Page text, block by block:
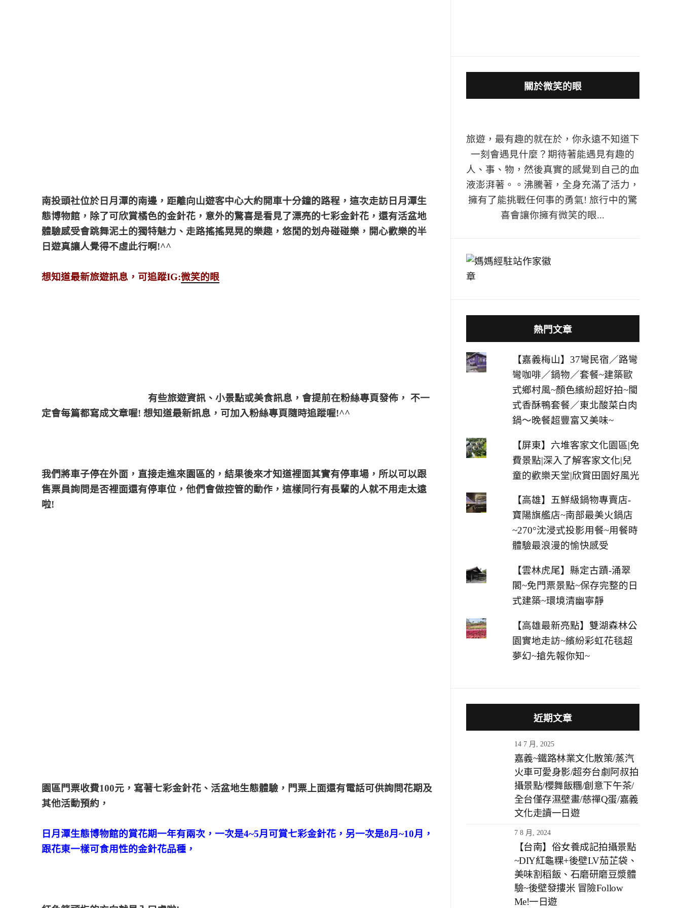
南投頭社位於日月潭的南邊，距離向山遊客中心大約開車十分鐘的路程，這次走訪日月潭生
態博物館， 除了可欣賞橘色的金針花，意外的驚喜是看見了漂亮的七彩金針花，還有活盆地
體驗感受會跳舞泥土的獨特魅力、走路搖搖晃晃的樂趣，悠閒的划舟碰碰樂，開心歡樂的半
日遊真讓人覺得不虛此行啊!^^
想知道最新旅遊訊息，可追蹤IG:微笑的眼
有些旅遊資訊、小景點或美食訊息，會提前在粉絲專頁發佈， 不一
定會每篇都寫成文章喔! 想知道最新訊息，可加入粉絲專頁隨時追蹤喔!^^
我們將車子停在外面，直接走進來園區的，結果後來才知道裡面其實有停車場，所以可以跟
售票員詢問是否裡面還有停車位，他們會做控管的動作，這樣同行有長輩的人就不用走太遠
啦!
園區門票收費100元，寫著七彩金針花、活盆地生態體驗，門票上面還有電話可供詢問花期及
其他活動預約，
日月潭生態博物館的賞花期一年有兩次，一次是4~5月可賞七彩金針花，另一次是8月~10月，
跟花東一樣可食用性的金針花品種，
關於微笑的眼
旅遊，最有趣的就在於，你永遠不知道下
一刻會遇見什麼？期待著能遇見有趣的
人、事、物，然後真實的感覺到自己的血
液澎湃著。。沸騰著，全身充滿了活力，
擁有了能挑戰任何事的勇氣! 旅行中的驚
喜會讓你擁有微笑的眼...
熱門文章
【嘉義梅山】37彎民宿／路彎
彎咖啡／鍋物／套餐~建築歐
式鄉村風~顏色繽紛超好拍~閩
式香酥鴨套餐／東北酸菜白肉
鍋～晚餐超豐富又美味~
【屏東】六堆客家文化園區|免
費景點|深入了解客家文化|兒
童的歡樂天堂|欣賞田園好風光
【高雄】五鮮級鍋物專賣店-
寶陽旗艦店~南部最美火鍋店
~270°沈浸式投影用餐~用餐時
體驗最浪漫的愉快感受
【雲林虎尾】縣定古蹟-涌翠
閣~免門票景點~保存完整的日
式建築~環境清幽寧靜
【高雄最新亮點】雙湖森林公
園實地走訪~繽紛彩虹花毯超
夢幻~搶先報你知~
近期文章
14 7 月, 2025
嘉義~鐵路林業文化散策/蒸汽
火車可愛身影/超夯台劇阿叔拍
攝景點/櫻舞飯糰/創意下午茶/
全台僅存濕壁畫/慈禪Q蛋/嘉義
文化走讀一日遊
7 8 月, 2024
【台南】俗女養成記拍攝景點
~DIY紅龜粿+後壁LV茄芷袋、
美味割稻飯、石磨研磨豆漿體
驗~後壁發摟米 冒險Follow
Me!一日遊